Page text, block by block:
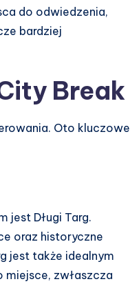
do odwiedzenia,
bardziej
Break
Oto kluczowe
jest Długi Targ.
oraz historyczne
jest także idealnym
zwłaszcza